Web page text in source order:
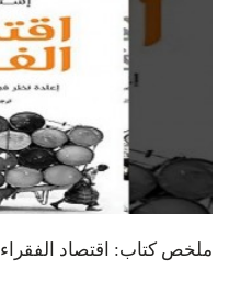
ملخص كتاب: اقتصاد الفقراء